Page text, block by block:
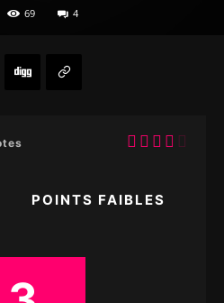
69 4
POINTS FAIBLES